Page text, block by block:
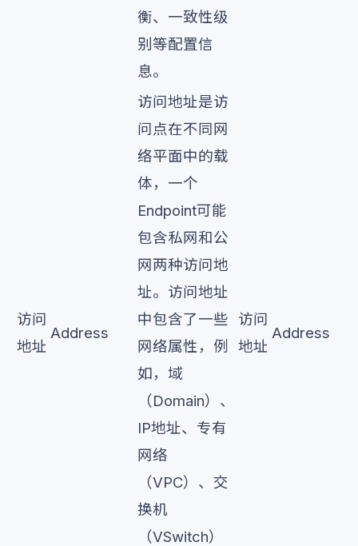
衡、一致性级
别等配置信
息。
访问
地址
Address
访问地址是访
问点在不同网
络平面中的载
体，一个
Endpoint可能
包含私网和公
网两种访问地
址。访问地址
中包含了一些
网络属性，例
如，域
（Domain）、
IP地址、专有
网络
（VPC）、交
换机
（VSwitch）
访问
地址
Address